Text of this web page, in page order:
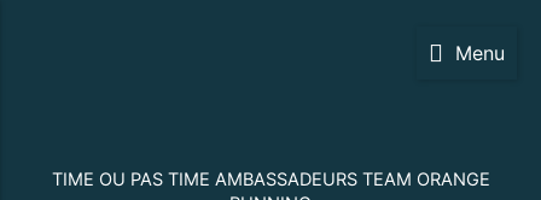
Menu
TIME OU PAS TIME AMBASSADEURS TEAM ORANGE